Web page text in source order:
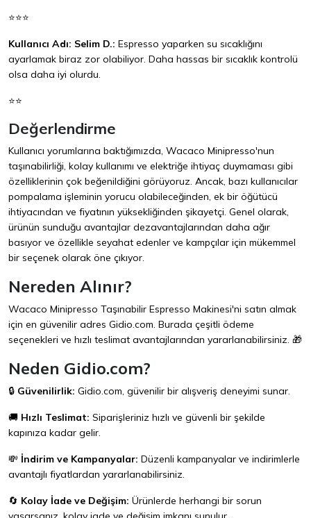
⭐⭐⭐
Kullanıcı Adı: Selim D.: Espresso yaparken su sıcaklığını
ayarlamak biraz zor olabiliyor. Daha hassas bir sıcaklık kontrolü
olsa daha iyi olurdu.
⭐⭐
Değerlendirme
Kullanıcı yorumlarına baktığımızda, Wacaco Minipresso'nun
taşınabilirliği, kolay kullanımı ve elektriğe ihtiyaç duymaması gibi
özelliklerinin çok beğenildiğini görüyoruz. Ancak, bazı kullanıcılar
pompalama işleminin yorucu olabileceğinden, ek bir öğütücü
ihtiyacından ve fiyatının yüksekliğinden şikayetçi. Genel olarak,
ürünün sunduğu avantajlar dezavantajlarından daha ağır
basıyor ve özellikle seyahat edenler ve kampçılar için mükemmel
bir seçenek olarak öne çıkıyor.
Nereden Alınır?
Wacaco Minipresso Taşınabilir Espresso Makinesi'ni satın almak
için en güvenilir adres Gidio.com. Burada çeşitli ödeme
seçenekleri ve hızlı teslimat avantajlarından yararlanabilirsiniz. 🎁
Neden Gidio.com?
🔒 Güvenilirlik: Gidio.com, güvenilir bir alışveriş deneyimi sunar.
🚚 Hızlı Teslimat: Siparişleriniz hızlı ve güvenli bir şekilde
kapınıza kadar gelir.
💸 İndirim ve Kampanyalar: Düzenli kampanyalar ve indirimlerle
avantajlı fiyatlardan yararlanabilirsiniz.
🔄 Kolay İade ve Değişim: Ürünlerde herhangi bir sorun